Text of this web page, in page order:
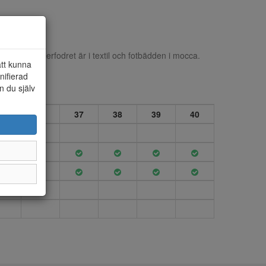
Innerfodret är i textil och fotbädden i mocca.
36 37 38 39 40
kunna
du själv